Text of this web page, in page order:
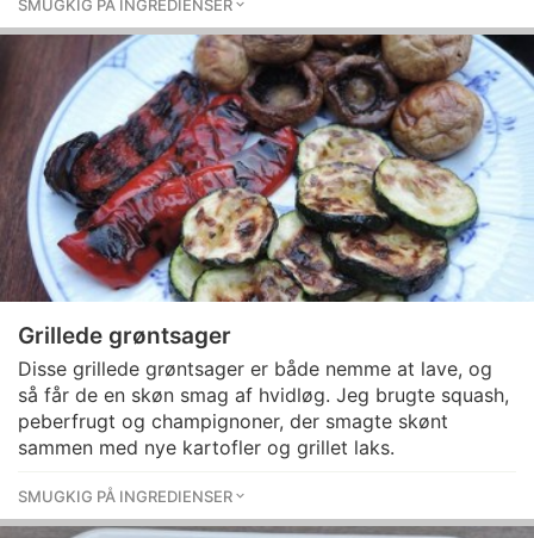
SMUGKIG PÅ INGREDIENSER
Grillede grøntsager
Disse grillede grøntsager er både nemme at lave, og
så får de en skøn smag af hvidløg. Jeg brugte squash,
peberfrugt og champignoner, der smagte skønt
sammen med nye kartofler og grillet laks.
SMUGKIG PÅ INGREDIENSER